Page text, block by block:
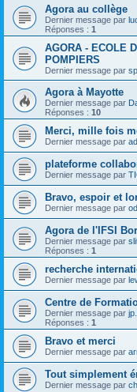
Agora au collège
Dernier message par
Réponses : 1
AGORA - ECOLE
POMPIERS
Dernier message par
Agora à Mayotte
Dernier message par
Réponses : 10
Merci, mille fois
Dernier message par
plateforme
Dernier message par
Bravo, espoir et
Dernier message par
Agora de l'IFSI
Dernier message par
Réponses : 1
recherche
Dernier message par
Centre de
Dernier message par
Réponses : 1
Bravo et merci
Dernier message par
Tout simplement
Dernier message par